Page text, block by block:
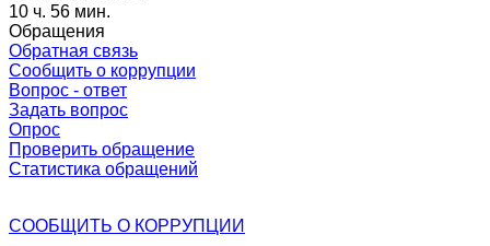
10 ч. 56 мин.
Обращения
Обратная связь
Сообщить о коррупции
Вопрос - ответ
Задать вопрос
Опрос
Проверить обращение
Статистика обращений
СООБЩИТЬ О КОРРУПЦИИ